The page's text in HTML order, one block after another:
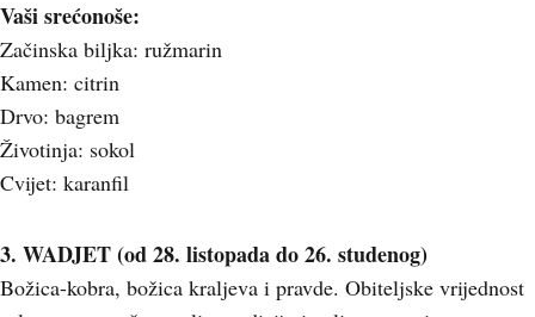
Vaši srećonoše:
Začinska biljka: ružmarin
Kamen: citrin
Drvo: bagrem
Životinja: sokol
Cvijet: karanfil
3. WADJET (od 28. listopada do 26. studenog)
Božica-kobra, božica kraljeva i pravde. Obiteljske vrijednost